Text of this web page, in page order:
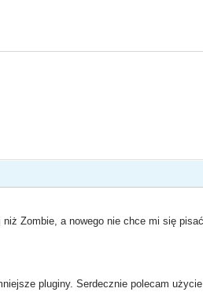
Zombie, a nowego nie chce mi się
pluginy. Serdecznie polecam